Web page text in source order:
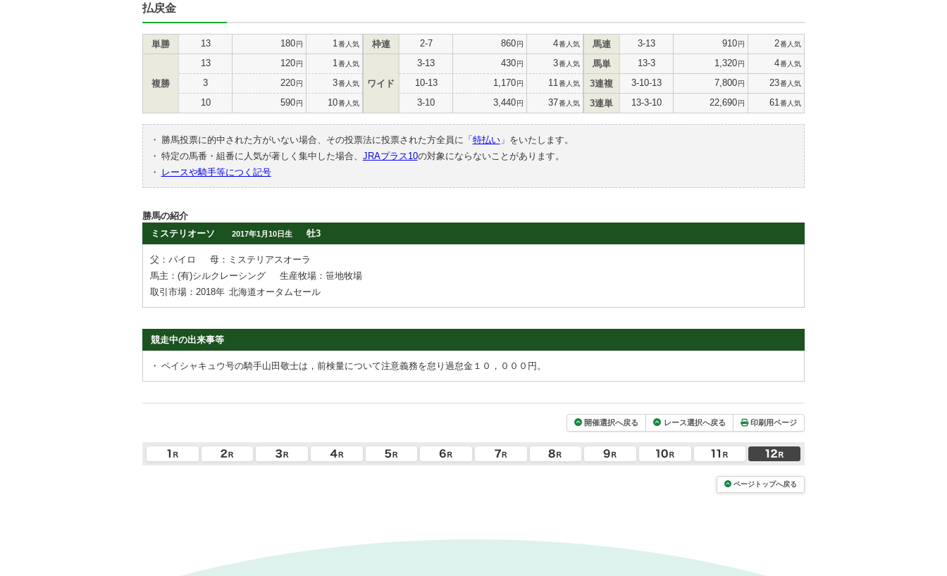
払戻金
単勝 13 180円 1 番人気
複勝
13 120円 1 番人気
3 220円 3番人気
10 590円 10番人気
枠連 2-7 860円 4番人気
ワイド
3-13 430円 3番人気
10-13 1,170円 11 番人気
3-10 3,440円 37番人気
馬連 3-13 910円 2番人気
馬単 13-3 1,320円 4番人気
3連複 3-10-13 7,800円 23番人気
3連単 13-3-10 22,690円 61 番人気
・ 勝馬投票に的中された方がいない場合、その投票法に投票された方全員に「 特払い」をいたします。
・ 特定の馬番・組番に人気が著しく集中した場合、 JRAプラス10の対象にならないことがあります。
・
レースや騎手等につく記号
勝馬の紹介
ミステリオーソ
2017年1月10日生 牡3
父：パイロ
母：ミステリアスオーラ
馬主：(有)シルクレーシング
生産牧場：笹地牧場
取引市場：2018年 北海道オータムセール
競走中の出来事等
・ ペイシャキュウ号の騎手山田敬士は，前検量について注意義務を怠り過怠金１０，０００円。
開催選択へ戻る レース選択へ戻る 印刷用ページ
ページトップへ戻る